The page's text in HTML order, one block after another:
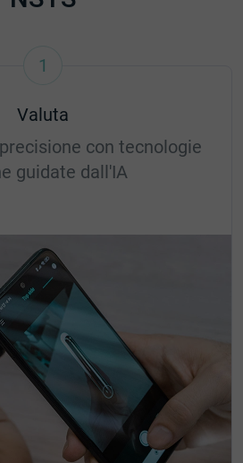
1
Valuta
con tecnologie
guidate dall'IA